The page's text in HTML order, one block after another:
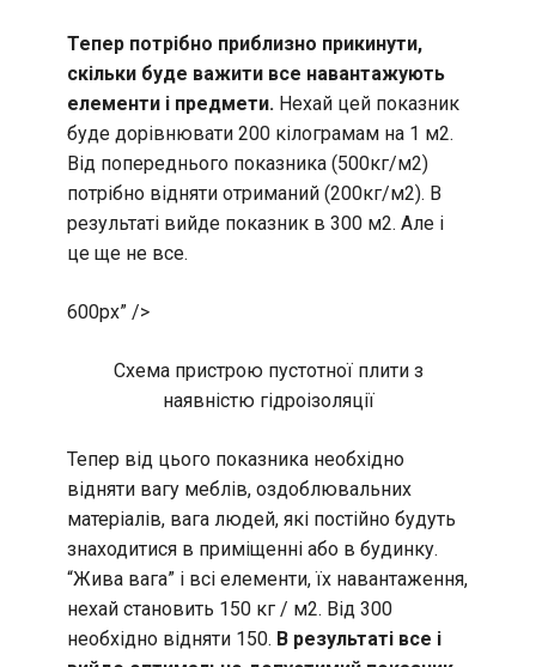
Тепер потрібно приблизно прикинути,
скільки буде важити все навантажують
елементи і предмети. Нехай цей показник
буде дорівнювати 200 кілограмам на 1 м2.
Від попереднього показника (500кг/м2)
потрібно відняти отриманий (200кг/м2). В
результаті вийде показник в 300 м2. Але і
це ще не все.
600px” />
Схема пристрою пустотної плити з
наявністю гідроізоляції
Тепер від цього показника необхідно
відняти вагу меблів, оздоблювальних
матеріалів, вага людей, які постійно будуть
знаходитися в приміщенні або в будинку.
“Жива вага” і всі елементи, їх навантаження,
нехай становить 150 кг / м2. Від 300
необхідно відняти 150. В результаті все і